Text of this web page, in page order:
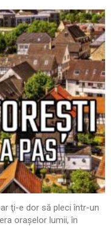
ţi-e dor să pleci într-un
oraşelor lumii, în